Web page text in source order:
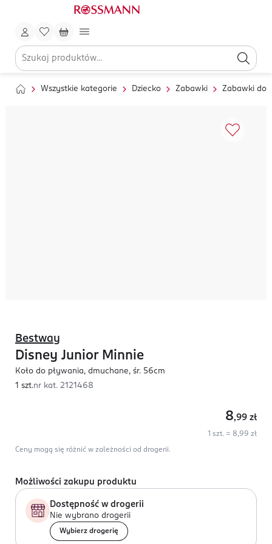
Wszystkie kategorie Dziecko Zabawki Zabawki do
Bestway
Disney Junior Minnie
Koło do pływania, dmuchane, śr. 56cm
1 szt.nr kat. 2121468
8,99 zł
1 szt. = 8,99 zł
Ceny mogą się różnić w zależności od drogerii.
Możliwości zakupu produktu
Dostępność w drogerii
Nie wybrano drogerii
Wybierz drogerię